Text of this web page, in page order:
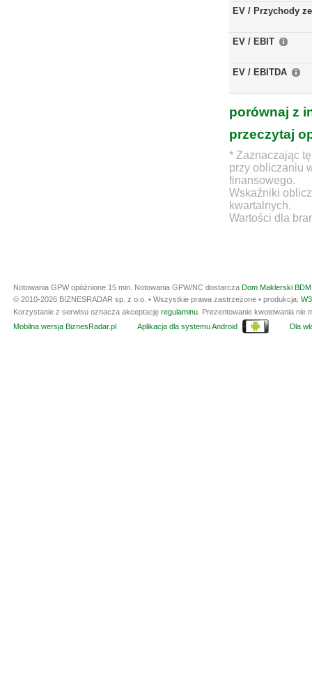
EV / Przychody
EV / EBIT
EV / EBITDA
porównaj z
przeczytaj
* Zaznaczając
przy obliczaniu
finansowego.
Wskaźniki
kwartalnych.
Wartości dla
Notowania GPW opóźnione 15 min. Notowania GPW/NC dostarcza Dom Maklerski
© 2010-2026 BIZNESRADAR sp. z o.o. • Wszystkie prawa zastrzeżone • produkcja:
Korzystanie z serwisu oznacza akceptację regulaminu . Prezentowanie kwotowania
Mobilna wersja BiznesRadar.pl
Aplikacja dla systemu Android Dla